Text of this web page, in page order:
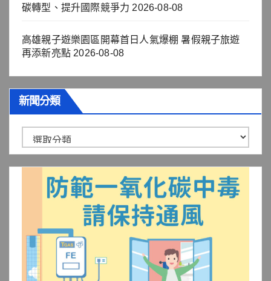
碳轉型、提升國際競爭力 2026-08-08
高雄親子遊樂園區開幕首日人氣爆棚 暑假親子旅遊
再添新亮點 2026-08-08
新聞分類
聞